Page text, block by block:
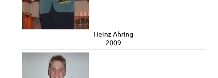
Heinz Ahring
2009